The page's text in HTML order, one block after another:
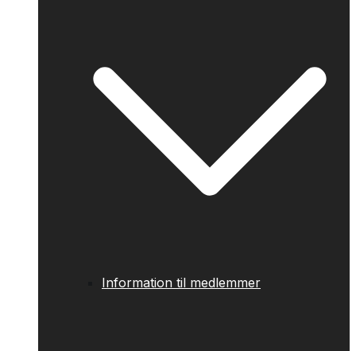
Information til medlemmer